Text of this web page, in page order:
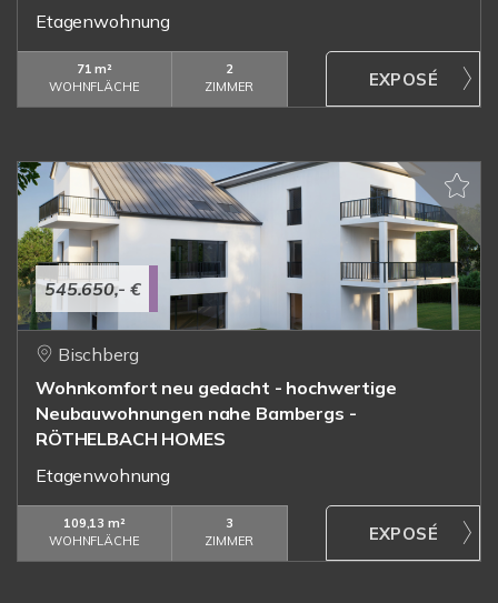
Etagenwohnung
71 m²
WOHNFLÄCHE
2
ZIMMER
545.650,- €
Bischberg
Wohnkomfort neu gedacht - hochwertige
Neubauwohnungen nahe Bambergs -
RÖTHELBACH HOMES
Etagenwohnung
109,13 m²
WOHNFLÄCHE
3
ZIMMER